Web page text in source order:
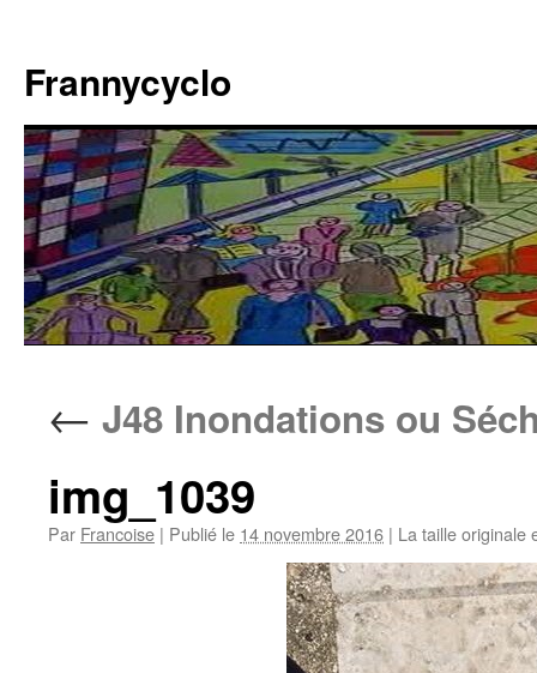
contenu
Frannycyclo
← J48 Inondations ou
img_1039
Par Francoise | Publié le 14 novembre 2016 | La taille originale